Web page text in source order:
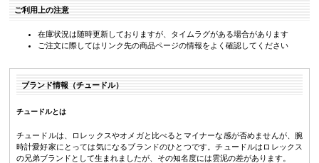
ご利用上の注意
在庫状況は随時更新しておりますが、タイムラグがある場合があります
ご注文に際してはリンク先の商品ページの情報をよく確認してください
ブランド情報（チュードル）
チュードルとは
チュードルは、ロレックスやオメガと比べるとマイナーな感が否めませんが、腕
時計愛好家にとっては気になるブランドのひとつです。チュードルはロレックス
の兄弟ブランドとして生まれましたが、その知名度には雲泥の差があります。